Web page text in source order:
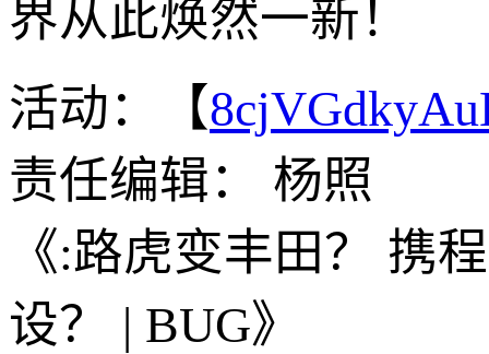
界从此焕然一新！
活动：【
责任编辑： 杨照
《:路虎变丰田？ 携
设？ | BUG》